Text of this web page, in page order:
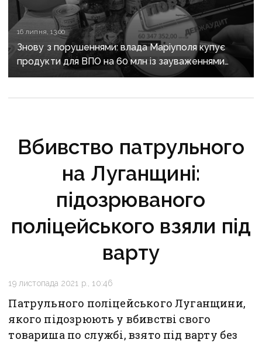
16 липня, 13:00
Знову з порушеннями: влада Маріуполя купує
продукти для ВПО на 60 млн із зауваженнями
аудиторів
Вбивство патрульного
на Луганщині:
підозрюваного
поліцейського взяли під
варту
19 листопада 2021 р., 10:46
Патрульного поліцейського Луганщини,
якого підозрюють у вбивстві свого
товариша по службі, взято під варту без